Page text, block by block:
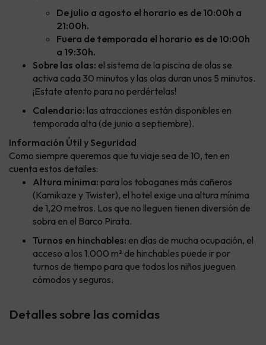
De julio a agosto el horario es de 10:00h a
21:00h.
Fuera de temporada el horario es de 10:00h
a 19:30h.
Sobre las olas: el sistema de la piscina de olas se
activa cada 30 minutos y las olas duran unos 5 minutos.
¡Estate atento para no perdértelas!
Calendario: las atracciones están disponibles en
temporada alta (de junio a septiembre).
Información Útil y Seguridad
Como siempre queremos que tu viaje sea de 10, ten en
cuenta estos detalles:
Altura mínima: para los toboganes más cañeros
(Kamikaze y Twister), el hotel exige una altura mínima
de 1,20 metros. Los que no lleguen tienen diversión de
sobra en el Barco Pirata.
Turnos en hinchables: en días de mucha ocupación, el
acceso a los 1.000 m² de hinchables puede ir por
turnos de tiempo para que todos los niños jueguen
cómodos y seguros.
Detalles sobre las comidas